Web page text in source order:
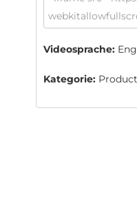
Videosprache:
Kategorie: